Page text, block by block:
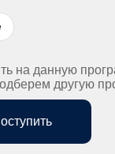
на данную
другую